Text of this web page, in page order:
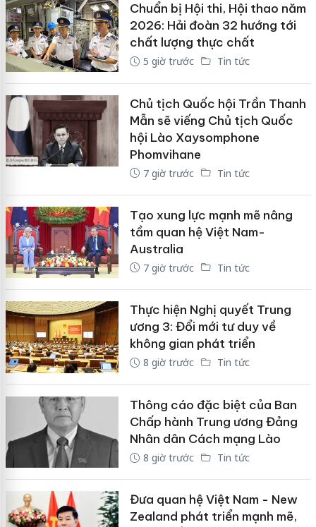
Chuẩn bị Hội thi, Hội thao năm
2026: Hải đoàn 32 hướng tới
chất lượng thực chất
5 giờ trước Tin tức
Chủ tịch Quốc hội Trần Thanh
Mẫn sẽ viếng Chủ tịch Quốc
hội Lào Xaysomphone
Phomvihane
7 giờ trước Tin tức
Tạo xung lực mạnh mẽ nâng
tầm quan hệ Việt Nam-
Australia
7 giờ trước Tin tức
Thực hiện Nghị quyết Trung
ương 3: Đổi mới tư duy về
không gian phát triển
8 giờ trước Tin tức
Thông cáo đặc biệt của Ban
Chấp hành Trung ương Đảng
Nhân dân Cách mạng Lào
8 giờ trước Tin tức
Đưa quan hệ Việt Nam - New
Zealand phát triển mạnh mẽ,